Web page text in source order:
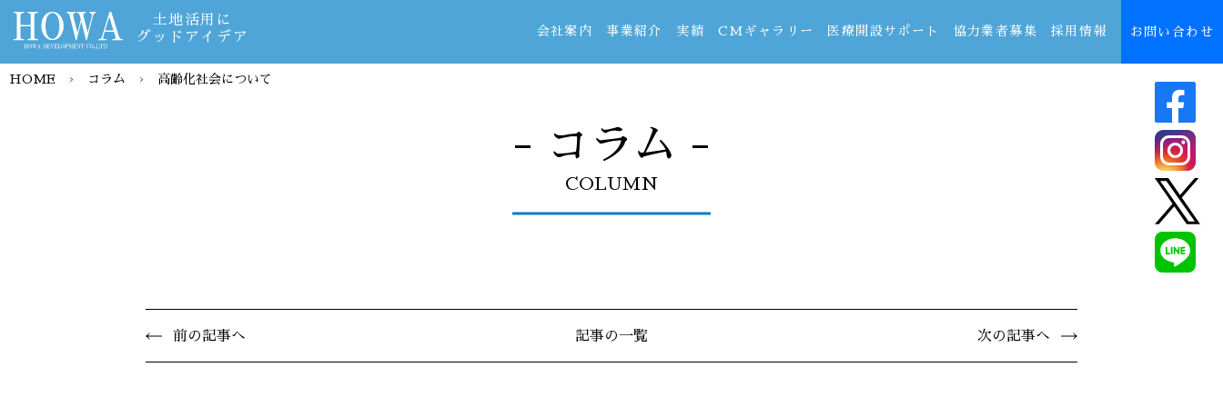
土地活用に
グッドアイデア
会社案内 事業紹介 実績 CMギャラリー 医療開設サポート 協力業者募集 採用情報 お問い合わせ
- コラム -
COLUMN
HOME › コラム › 高齢化社会について
前の記事へ 記事の一覧 次の記事へ